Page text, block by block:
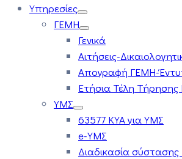
Υπηρεσίες
ΓΕΜΗ
Γενικά
Αιτήσεις-
Απογραφή ΓΕΜΗ-
Ετήσια Τέλη
ΥΜΣ
63577 ΚΥΑ για ΥΜΣ
e-ΥΜΣ
Διαδικασία σύστασης